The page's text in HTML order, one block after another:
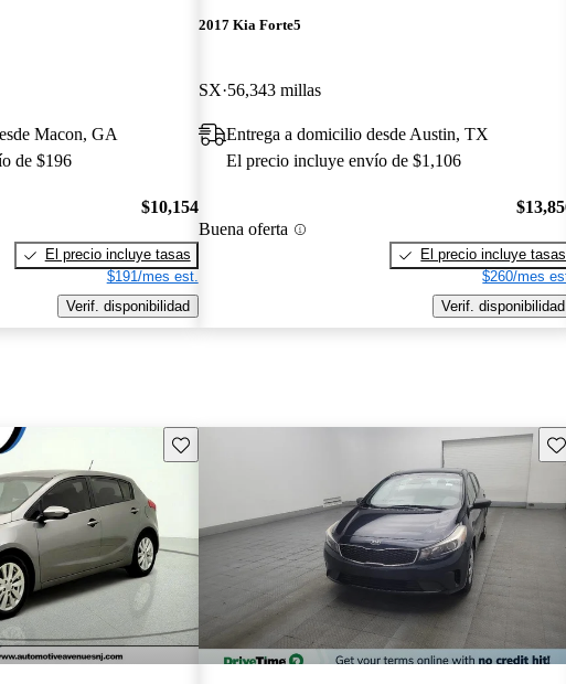
Macon, GA
de $196
$10,154
El precio incluye tasas
$191/mes est.
Verif. disponibilidad
2017 Kia Forte5
SX 56,343 millas
Entrega a domicilio desde Austin, TX
El precio incluye envío de $1,106
Buena oferta
El precio incluye tasas
$260/mes
Verif. disponibilidad
Guarda este Aviso